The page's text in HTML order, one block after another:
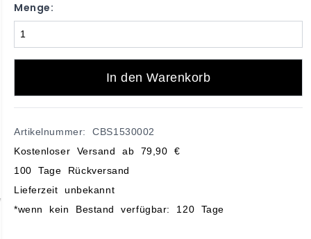
Menge:
In den Warenkorb
Artikelnummer: CBS1530002
Kostenloser Versand ab 79,90 €
100 Tage Rückversand
Lieferzeit unbekannt
*wenn kein Bestand verfügbar: 120 Tage